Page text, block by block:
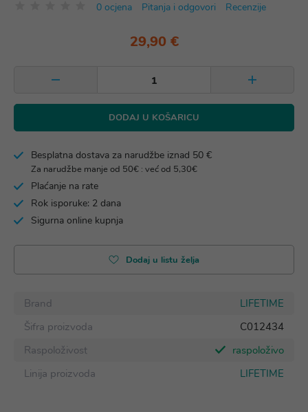
0 ocjena Pitanja i odgovori Recenzije
29,90 €
DODAJ U KOŠARICU
Besplatna dostava za narudžbe iznad 50 €
Za narudžbe manje od 50€ : već od 5,30€
Plaćanje na rate
Rok isporuke: 2 dana
Sigurna online kupnja
Dodaj u listu želja
Brand
LIFETIME
Šifra proizvoda
C012434
Raspoloživost
raspoloživo
Linija proizvoda
LIFETIME